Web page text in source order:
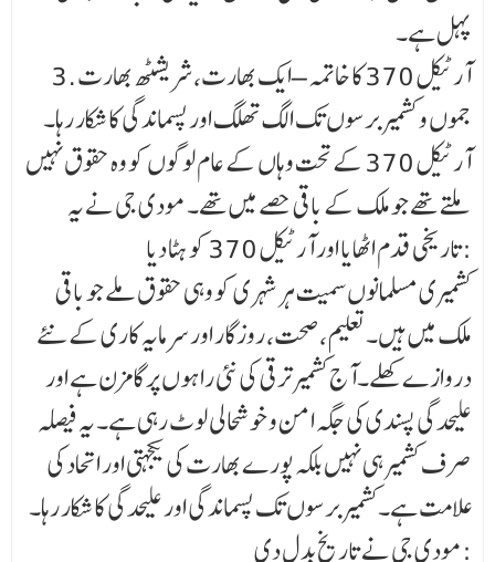
پہل ہے۔
3. آرٹیکل 370 کا خاتمہ – ایک بھارت، شریشٹھ بھارت
جموں و کشمیر برسوں تک الگ تھلگ اور پسماندگی کا شکار رہا۔
آرٹیکل 370 کے تحت وہاں کے عام لوگوں کو وہ حقوق نہیں
ملتے تھے جو ملک کے باقی حصے میں تھے۔ مودی جی نے یہ
تاریخی قدم اٹھایا اور آرٹیکل 370 کو ہٹا دیا:
کشمیری مسلمانوں سمیت ہر شہری کو وہی حقوق ملے جو باقی
ملک میں ہیں۔تعلیم، صحت، روزگار اور سرمایہ کاری کے نئے
دروازے کھلے۔آج کشمیر ترقی کی نئی راہوں پر گامزن ہے اور
علیحدگی پسندی کی جگہ امن و خوشحالی لوٹ رہی ہے۔ یہ فیصلہ
صرف کشمیر ہی نہیں بلکہ پورے بھارت کی یکجہتی اور اتحاد کی
علامت ہے۔کشمیر برسوں تک پسماندگی اور علیحدگی کا شکار رہا۔
مودی جی نے تاریخ بدل دی: